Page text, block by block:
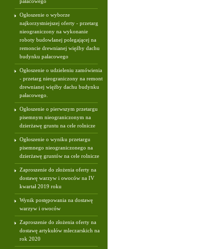
Ogłoszenie o wyborze
najkorzystniejszej oferty - przetarg
nieograniczony na wykonanie
roboty budowlanej polegającej na
remoncie drewnianej więźby dachu
budynku pałacowego
Ogłoszenie o udzieleniu zamówienia
- przetarg nieograniczony na remont
drewnianej więźby dachu budynku
pałacowego.
Ogłoszenie o pierwszym przetargu
pisemnym nieograniczonym na
dzierżawę gruntu na cele rolnicze
Ogłoszenie o wyniku przetargu
pisemnego nieograniczonego na
dzierżawę gruntów na cele rolnicze
Zaproszenie do złożenia oferty na
dostawę warzyw i owoców na IV
kwartał 2019 roku
Wynik postępowania na dostawę
warzyw i owoców
Zaproszenie do złożenia oferty na
dostawę artykułów mleczarskich na
rok 2020